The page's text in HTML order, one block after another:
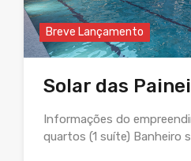
Breve Lançamento
Solar das
Informações do
quartos (1 suíte) Banheiro